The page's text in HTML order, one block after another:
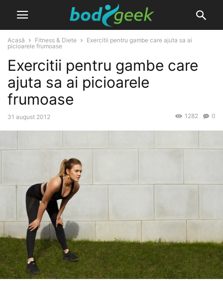
Acasă Fitness & Diete
Exercitii pentru gambe care ajuta sa ai
picioarele frumoase
Exercitii pentru gambe care
ajuta sa ai picioarele
frumoase
31 august 2012 0
1282